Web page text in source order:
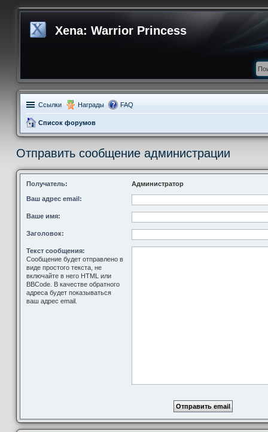
Xena: Warrior Princess
Ссылки Награды FAQ
Список форумов
Отправить сообщение администрации
Получатель: Администратор
Ваш адрес email:
Ваше имя:
Заголовок:
Текст сообщения:
Сообщение будет отправлено в
виде простого текста, не
включайте в него HTML или
BBCode. В качестве обратного
адреса будет показываться
ваш адрес email.